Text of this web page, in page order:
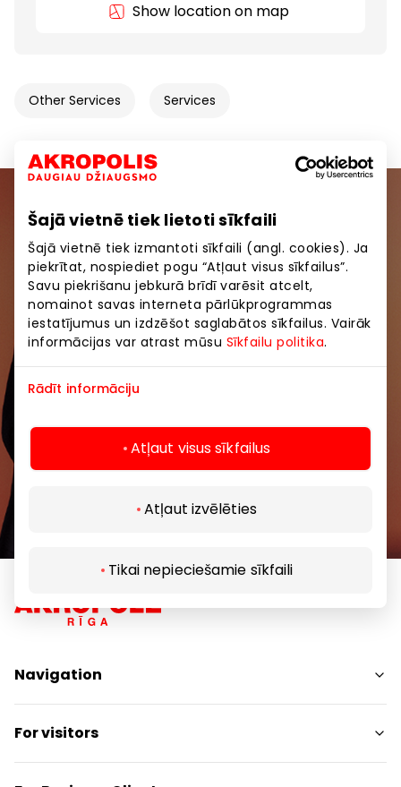
Šajā vietnē tiek lietoti sīkfaili
Šajā vietnē tiek izmantoti sīkfaili (angl. cookies). Ja
piekrītat, nospiediet pogu “Atļaut visus sīkfailus”.
Savu piekrišanu jebkurā brīdī varēsit atcelt,
nomainot savas interneta pārlūkprogrammas
iestatījumus un izdzēšot saglabātos sīkfailus. Vairāk
informācijas var atrast mūsu Sīkfailu politika.
Rādīt informāciju
Atļaut visus sīkfailus
Atļaut izvēlēties
Tikai nepieciešamie sīkfaili
Show location on map
Other Services Services
Join our community
Be the first to know about the best offers, events
and the latest information from the AKROPOLES
shopping centres.
that you are at least 13 years of age.
Navigation
Shops
Services
Entertainment
For visitors
SC Plan